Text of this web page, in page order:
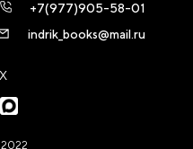
+7(977)905-58-01
indrik_books@mail.ru